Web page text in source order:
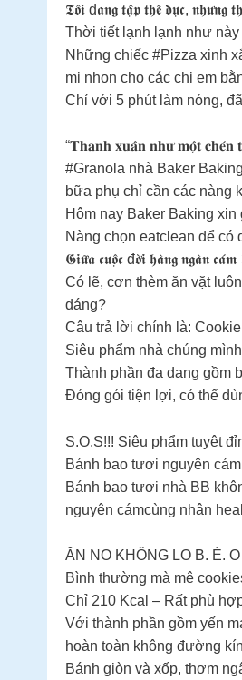
𝕿𝖔̂𝖎 đ𝖆𝖓𝖌 𝖙𝖆̣̂𝖕 𝖙𝖍𝖊̂̉ 𝖉𝖚̣𝖈, 𝖓𝖍𝖚̛𝖓𝖌
Thời tiết lạnh lạnh như
Những chiếc #Pizza xinh
mi nhon cho các chị em
Chỉ với 5 phút làm nóng,
“𝐓𝐡𝐚𝐧𝐡 𝐱𝐮𝐚̂𝐧 𝐧𝐡𝐮̛ 𝐦𝐨̣̂𝐭 𝐜𝐡𝐞́𝐧
#Granola nhà Baker
bữa phụ chỉ cần các nàng
Hôm nay Baker Baking
Nàng chọn eatclean để có
𝕲𝖎𝖚̛̃𝖆 𝖈𝖚𝖔̣̂𝖈 đ𝖔̛̀𝖎 𝖍𝖆̀𝖓𝖌 𝖓𝖌𝖆̀𝖓 𝖈𝖆́𝖒
Có lẽ, cơn thèm ăn vặt
dáng?
Câu trả lời chính là:
Siêu phẩm nhà chúng
Thành phần đa dạng gồm
Đóng gói tiện lợi, có thể
S.O.S!!! Siêu phẩm tuyệt
Bánh bao tươi nguyên
Bánh bao tươi nhà BB
nguyên cámcùng nhân
ĂN NO KHÔNG LO B. É.
Bình thường mà mê
Chỉ 210 Kcal – Rất phù
Với thành phần gồm yến
hoàn toàn không đường
Bánh giòn và xốp, thơm